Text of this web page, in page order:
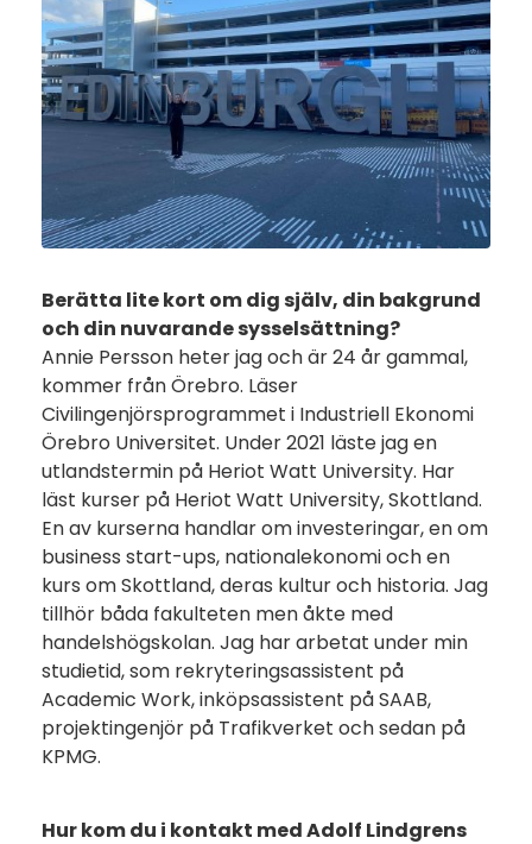
Berätta lite kort om dig själv, din bakgrund
och din nuvarande sysselsättning?
Annie Persson heter jag och är 24 år gammal,
kommer från Örebro. Läser
Civilingenjörsprogrammet i Industriell Ekonomi
Örebro Universitet. Under 2021 läste jag en
utlandstermin på Heriot Watt University. Har
läst kurser på Heriot Watt University, Skottland.
En av kurserna handlar om investeringar, en om
business start-ups, nationalekonomi och en
kurs om Skottland, deras kultur och historia. Jag
tillhör båda fakulteten men åkte med
handelshögskolan. Jag har arbetat under min
studietid, som rekryteringsassistent på
Academic Work, inköpsassistent på SAAB,
projektingenjör på Trafikverket och sedan på
KPMG.
Hur kom du i kontakt med Adolf Lindgrens